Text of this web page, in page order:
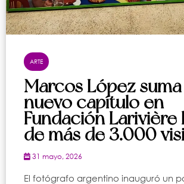
ARTE
Marcos López
nuevo capítulo en
Fundación Larivière
de más de 3.000
31 mayo, 2026
El fotógrafo argentino inauguró un